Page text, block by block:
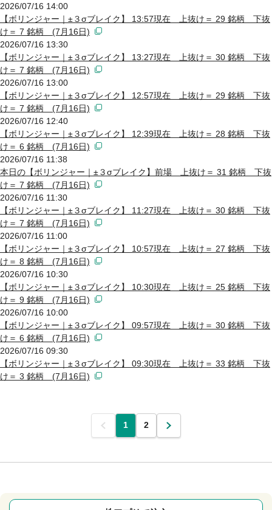
2026/07/16 14:00
【ボリンジャー｜±３σブレイク】 13:57現在 上抜け＝ 29 銘柄 下抜
け＝ 7 銘柄 (7月16日)
2026/07/16 13:30
【ボリンジャー｜±３σブレイク】 13:27現在 上抜け＝ 30 銘柄 下抜
け＝ 7 銘柄 (7月16日)
2026/07/16 13:00
【ボリンジャー｜±３σブレイク】 12:57現在 上抜け＝ 29 銘柄 下抜
け＝ 7 銘柄 (7月16日)
2026/07/16 12:40
【ボリンジャー｜±３σブレイク】 12:39現在 上抜け＝ 28 銘柄 下抜
け＝ 6 銘柄 (7月16日)
2026/07/16 11:38
本日の【ボリンジャー｜±３σブレイク】前場 上抜け＝ 31 銘柄 下抜
け＝ 7 銘柄 (7月16日)
2026/07/16 11:30
【ボリンジャー｜±３σブレイク】 11:27現在 上抜け＝ 30 銘柄 下抜
け＝ 7 銘柄 (7月16日)
2026/07/16 11:00
【ボリンジャー｜±３σブレイク】 10:57現在 上抜け＝ 27 銘柄 下抜
け＝ 8 銘柄 (7月16日)
2026/07/16 10:30
【ボリンジャー｜±３σブレイク】 10:30現在 上抜け＝ 25 銘柄 下抜
け＝ 9 銘柄 (7月16日)
2026/07/16 10:00
【ボリンジャー｜±３σブレイク】 09:57現在 上抜け＝ 30 銘柄 下抜
け＝ 6 銘柄 (7月16日)
2026/07/16 09:30
【ボリンジャー｜±３σブレイク】 09:30現在 上抜け＝ 33 銘柄 下抜
け＝ 3 銘柄 (7月16日)
前 1 2 次